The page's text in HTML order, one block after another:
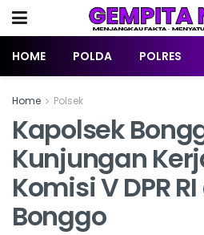
HOME POLDA POLRES
Home Polsek
Kapolsek
Kunjungan
Komisi V DPR
Bonggo